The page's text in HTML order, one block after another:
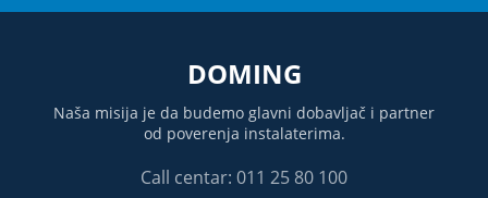
DOMING
Naša misija je da budemo glavni dobavljač i partner
od poverenja instalaterima.
Call centar: 011 25 80 100